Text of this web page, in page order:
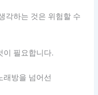
각하는 것은 위험할 수
이 필요합니다.
래방을 넘어선